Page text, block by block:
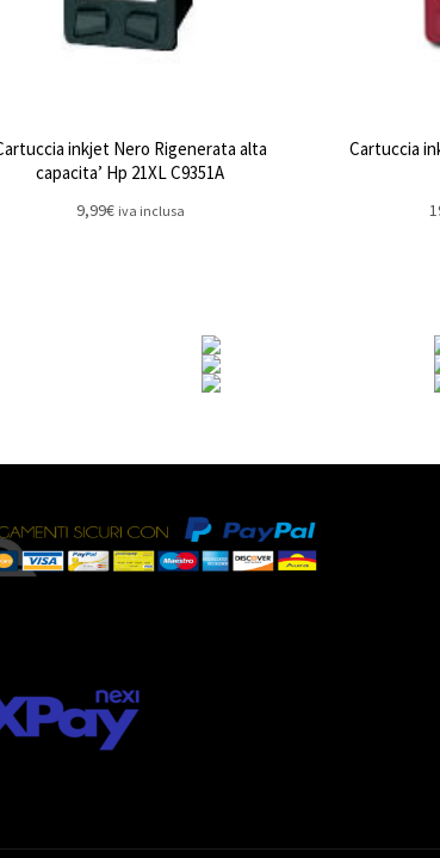
inkjet Nero Rigenerata alta
capacita’ Hp 21XL C9351A
9,99€ iva inclusa
Cartuccia